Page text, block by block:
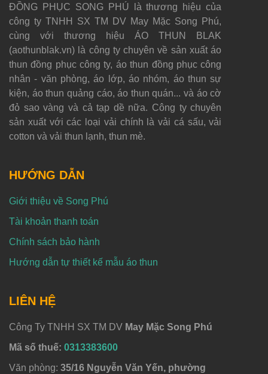
ĐỒNG PHỤC SONG PHÚ là thương hiệu của
công ty TNHH SX TM DV May Mặc Song Phú,
cùng với thương hiệu ÁO THUN BLAK
(aothunblak.vn) là công ty chuyên về sản xuất áo
thun đồng phục công ty, áo thun đồng phục công
nhân - văn phòng, áo lớp, áo nhóm, áo thun sự
kiện, áo thun quảng cáo, áo thun quán... và áo cờ
đỏ sao vàng và cả tạp dề nữa. Công ty chuyên
sản xuất với các loại vải chính là vải cá sấu, vải
cotton và vải thun lạnh, thun mè.
HƯỚNG DẪN
Giới thiệu về Song Phú
Tài khoản thanh toán
Chính sách bảo hành
Hướng dẫn tự thiết kế mẫu áo thun
LIÊN HỆ
Công Ty TNHH SX TM DV May Mặc Song Phú
Mã số thuế: 0313383600
Văn phòng: 35/16 Nguyễn Văn Yến, phường